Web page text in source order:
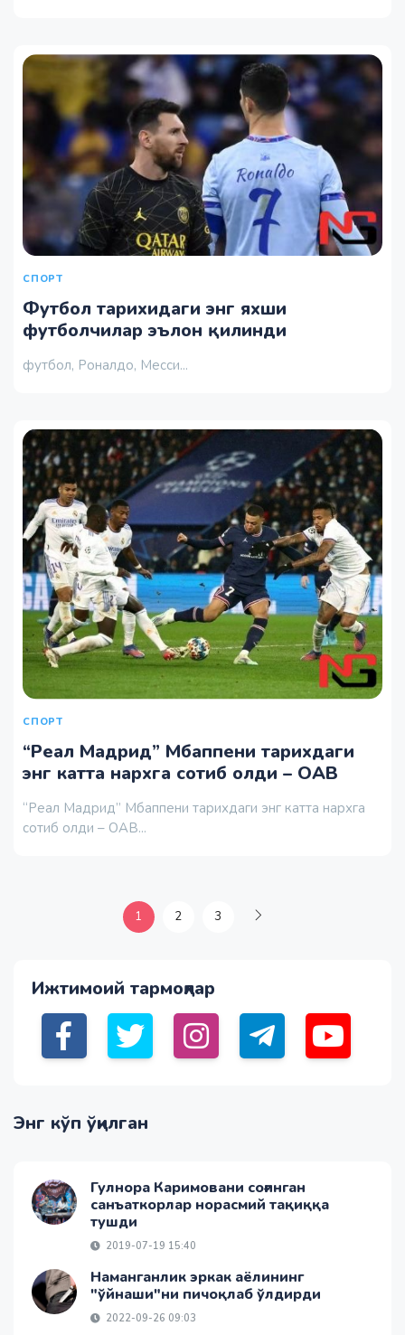
СПОРТ
Футбол тарихидаги энг яхши
футболчилар эълон қилинди
футбол, Роналдо, Месси...
СПОРТ
“Реал Мадрид” Мбаппени тарихдаги
энг катта нархга сотиб олди – ОАВ
“Реал Мадрид” Мбаппени тарихдаги энг катта нархга
сотиб олди – ОАВ...
1 2 3
Ижтимоий тармоқлар
Энг кўп ўқилган
Гулнора Каримовани соғинган
санъаткорлар норасмий тақиққа
тушди
2019-07-19 15:40
Наманганлик эркак аёлининг
"ўйнаши"ни пичоқлаб ўлдирди
2022-09-26 09:03